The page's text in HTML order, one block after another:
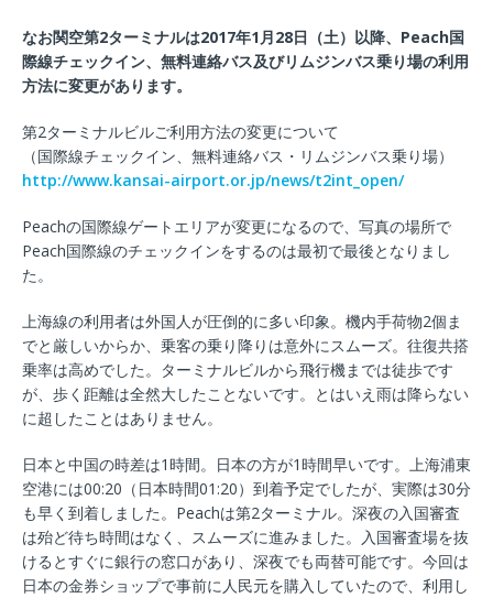
なお関空第2ターミナルは2017年1月28日（土）以降、Peach国
際線チェックイン、無料連絡バス及びリムジンバス乗り場の利用
方法に変更があります。
第2ターミナルビルご利用方法の変更について
（国際線チェックイン、無料連絡バス・リムジンバス乗り場）
http://www.kansai-airport.or.jp/news/t2int_open/
Peachの国際線ゲートエリアが変更になるので、写真の場所で
Peach国際線のチェックインをするのは最初で最後となりまし
た。
上海線の利用者は外国人が圧倒的に多い印象。機内手荷物2個ま
でと厳しいからか、乗客の乗り降りは意外にスムーズ。往復共搭
乗率は高めでした。ターミナルビルから飛行機までは徒歩です
が、歩く距離は全然大したことないです。とはいえ雨は降らない
に超したことはありません。
日本と中国の時差は1時間。日本の方が1時間早いです。上海浦東
空港には00:20（日本時間01:20）到着予定でしたが、実際は30分
も早く到着しました。Peachは第2ターミナル。深夜の入国審査
は殆ど待ち時間はなく、スムーズに進みました。入国審査場を抜
けるとすぐに銀行の窓口があり、深夜でも両替可能です。今回は
日本の金券ショップで事前に人民元を購入していたので、利用し